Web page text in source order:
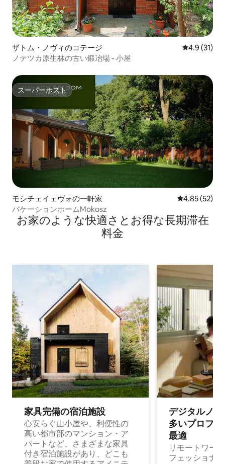
ザトム・ノヴィのコテージ レビュー31
4.9 (31)
ノテツカ原生林の古い鍛冶場 - 小屋
スーパーホスト
スーパーホスト
モシチェイェヴォの一軒家 レビュー52
4.85 (52)
バケーションホームMokosz
お家のような快⁠適⁠さ⁠とお⁠得⁠な長⁠期⁠滞⁠在
料⁠金
家具完備の宿⁠泊⁠施⁠設
心安らぐ山小屋や、利便性の
高い都市部のマンション・ア
パートなど、さまざまな家具
付き宿泊施設があり、どこも
デジタルノ
多⁠いプ⁠ロ⁠フ⁠
最⁠適
リモートワー
フェッショナ